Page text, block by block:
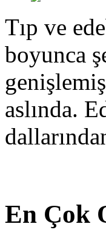
Tıp ve
boyunca
aslında.
En Çok